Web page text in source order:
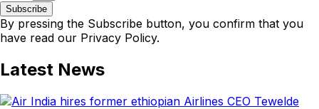
Subscribe
By pressing the Subscribe button, you confirm that you
have read our Privacy Policy.
Latest News